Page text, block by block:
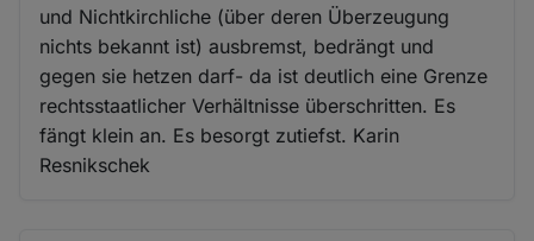
und Nichtkirchliche (über deren Überzeugung
nichts bekannt ist) ausbremst, bedrängt und
gegen sie hetzen darf- da ist deutlich eine Grenze
rechtsstaatlicher Verhältnisse überschritten. Es
fängt klein an. Es besorgt zutiefst. Karin
Resnikschek